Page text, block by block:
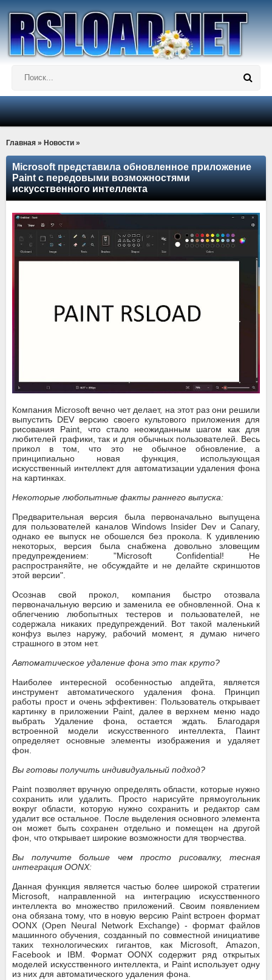
Главная » Новости »
Microsoft представила обновленное приложение
Paint с передовыми возможностями
искусственного интеллекта
Компания Microsoft вечно чет делает, на этот раз они решили
выпустить DEV версию своего культового приложения для
рисования Paint, что стало неожиданным шагом как для
любителей графики, так и для обычных пользователей. Весь
прикол в том, что это не обычное обновление, а
принципиально новая функция, использующая
искусственный интеллект для автоматизации удаления фона
на картинках.
Некоторые любопытные факты раннего выпуска:
Предварительная версия была первоначально выпущена
для пользователей каналов Windows Insider Dev и Canary,
однако ее выпуск не обошелся без прокола. К удивлению
некоторых, версия была снабжена довольно зловещим
предупреждением: "Microsoft Confidential! Не
распространяйте, не обсуждайте и не делайте скриншотов
этой версии".
Осознав свой прокол, компания быстро отозвала
первоначальную версию и заменила ее обновленной. Она к
облегчению любопытных тестеров и пользователей, не
содержала никаких предупреждений. Вот такой маленький
конфуз вылез наружу, рабочий момент, я думаю ничего
страшного в этом нет.
Автоматическое удаление фона это так круто?
Наиболее интересной особенностью апдейта, является
инструмент автоматического удаления фона. Принцип
работы прост и очень эффективен: Пользователь открывает
картинку в приложении Paint, далее в верхнем меню надо
выбрать Удаление фона, остается ждать. Благодаря
встроенной модели искусственного интеллекта, Паинт
определяет основные элементы изображения и удаляет
фон.
Вы готовы получить индивидуальный подход?
Paint позволяет вручную определять области, которые нужно
сохранить или удалить. Просто нарисуйте прямоугольник
вокруг области, которую нужно сохранить и редактор сам
удалит все остальное. После выделения основного элемента
он может быть сохранен отдельно и помещен на другой
фон, что открывает широкие возможности для творчества.
Вы получите больше чем просто рисовалку, тесная
интеграция OONX:
Данная функция является частью более широкой стратегии
Microsoft, направленной на интеграцию искусственного
интеллекта во множество приложений. Своим появлением
она обязана тому, что в новую версию Paint встроен формат
OONX (Open Neural Network Exchange) - формат файлов
машинного обучения, созданный по совместной инициативе
таких технологических гигантов, как Microsoft, Amazon,
Facebook и IBM. Формат OONX содержит ряд открытых
моделей искусственного интеллекта, и Paint использует одну
из них для автоматического удаления фона.